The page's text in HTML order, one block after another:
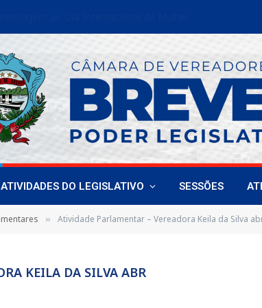
ATIVIDADES DO LEGISLATIVO SESSÕES
» Atividade Parlamentar – Vereadora Keila da Silva
KEILA DA SILVA ABR